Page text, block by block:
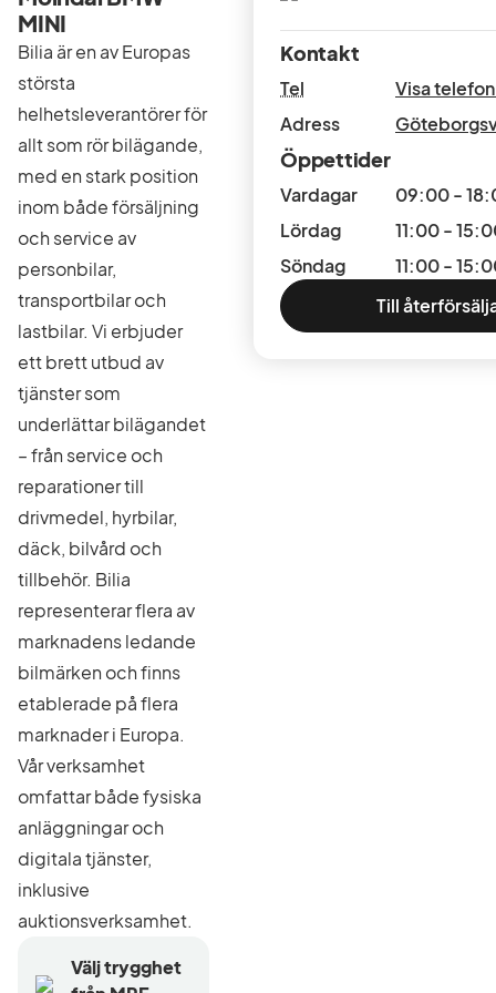
MINI
Bilia är en av Europas
största
helhetsleverantörer för
allt som rör bilägande,
med en stark position
inom både försäljning
och service av
personbilar,
transportbilar och
lastbilar. Vi erbjuder
ett brett utbud av
tjänster som
underlättar bilägandet
– från service och
reparationer till
drivmedel, hyrbilar,
däck, bilvård och
tillbehör. Bilia
representerar flera av
marknadens ledande
bilmärken och finns
etablerade på flera
marknader i Europa.
Vår verksamhet
omfattar både fysiska
anläggningar och
digitala tjänster,
inklusive
auktionsverksamhet.
Välj trygghet
Kontakt
Tel
Visa
Adress
Öppettider
Vardagar
09:00 -
Lördag
11:00 -
Söndag
11:00 -
Till